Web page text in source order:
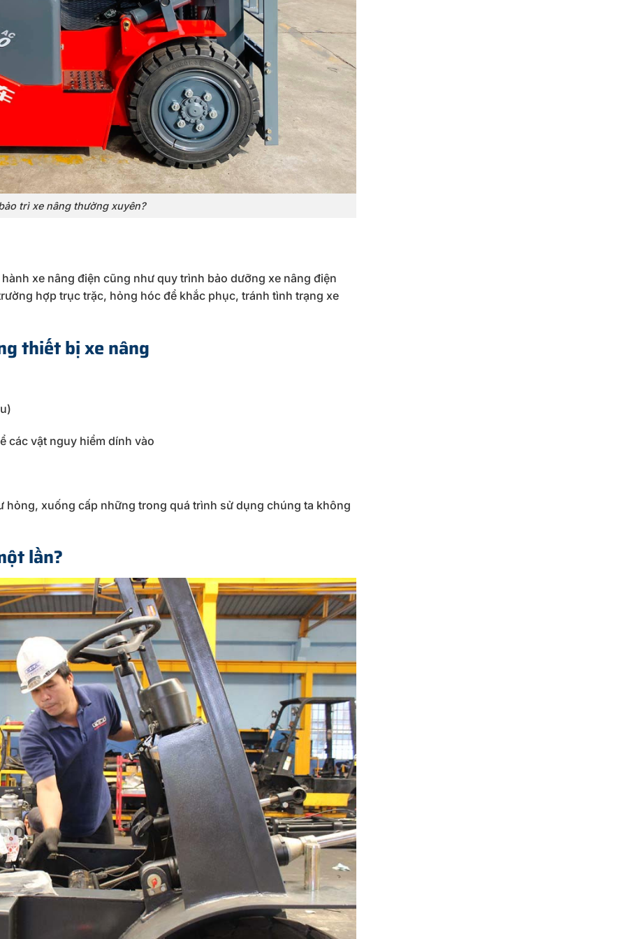
trì xe nâng thường xuyên?
xe nâng điện cũng như quy trình bảo dưỡng xe nâng điện
hợp trục trặc, hỏng hóc để khắc phục, tránh tình trạng xe
thiết bị xe nâng
các vật nguy hiểm dính vào
hỏng, xuống cấp những trong quá trình sử dụng chúng ta không
lần?